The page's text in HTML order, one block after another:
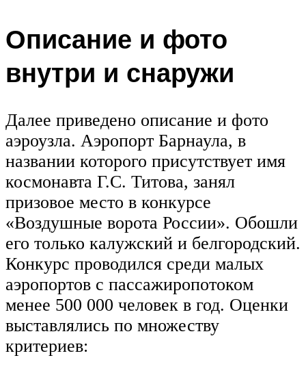
Описание и фото
внутри и снаружи
Далее приведено описание и фото
аэроузла. Аэропорт Барнаула, в
названии которого присутствует имя
космонавта Г.С. Титова, занял
призовое место в конкурсе
«Воздушные ворота России». Обошли
его только калужский и белгородский.
Конкурс проводился среди малых
аэропортов с пассажиропотоком
менее 500 000 человек в год. Оценки
выставлялись по множеству
критериев: